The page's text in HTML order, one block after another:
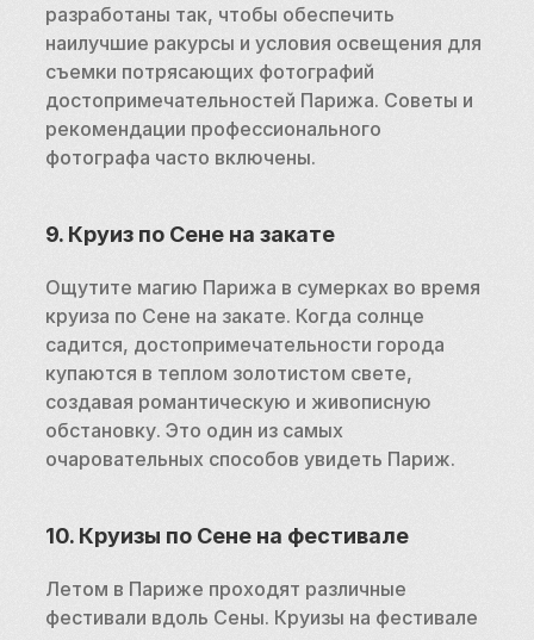
разработаны так, чтобы обеспечить
наилучшие ракурсы и условия освещения для
съемки потрясающих фотографий
достопримечательностей Парижа. Советы и
рекомендации профессионального
фотографа часто включены.
9. Круиз по Сене на закате
Ощутите магию Парижа в сумерках во время
круиза по Сене на закате. Когда солнце
садится, достопримечательности города
купаются в теплом золотистом свете,
создавая романтическую и живописную
обстановку. Это один из самых
очаровательных способов увидеть Париж.
10. Круизы по Сене на фестивале
Летом в Париже проходят различные
фестивали вдоль Сены. Круизы на фестивале